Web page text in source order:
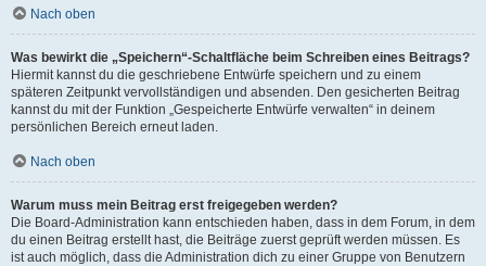
Nach oben
Was bewirkt die „Speichern“-Schaltfläche beim Schreiben eines Beitrags?
Hiermit kannst du die geschriebene Entwürfe speichern und zu einem
späteren Zeitpunkt vervollständigen und absenden. Den gesicherten Beitrag
kannst du mit der Funktion „Gespeicherte Entwürfe verwalten“ in deinem
persönlichen Bereich erneut laden.
Nach oben
Warum muss mein Beitrag erst freigegeben werden?
Die Board-Administration kann entschieden haben, dass in dem Forum, in dem
du einen Beitrag erstellt hast, die Beiträge zuerst geprüft werden müssen. Es
ist auch möglich, dass die Administration dich zu einer Gruppe von Benutzern